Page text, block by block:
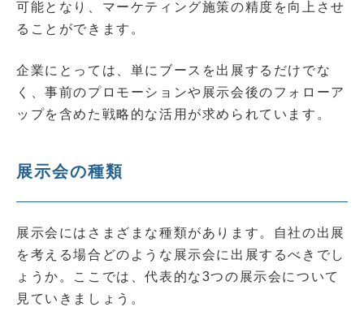
可能となり、マーケティング施策の精度を向上させ
ることができます。
企業にとっては、単にブースを出展するだけでな
く、事前のプロモーションや展示会後のフォローア
ップを含めた戦略的な活用が求められています。
展示会の種類
展示会にはさまざまな種類があります。自社の出展
を考える場合どのような展示会に出展するべきでし
ょうか。ここでは、代表的な3つの展示会について
見ていきましょう。